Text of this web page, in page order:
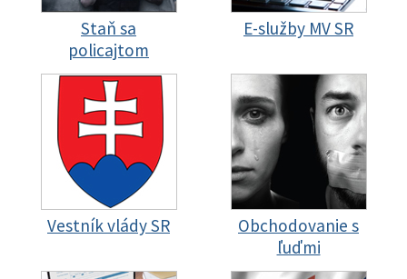
Staň sa
policajtom
E-služby MV SR
Vestník vlády SR
Obchodovanie s
ľuďmi